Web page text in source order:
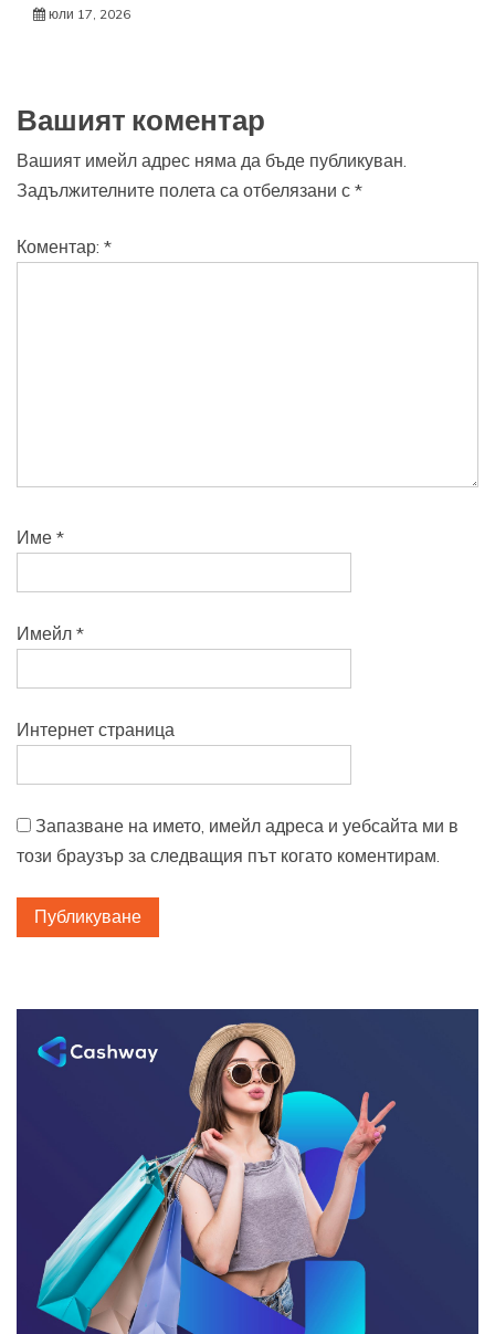
юли 17, 2026
Вашият коментар
Вашият имейл адрес няма да бъде публикуван.
Задължителните полета са отбелязани с *
Коментар: *
Име *
Имейл *
Интернет страница
Запазване на името, имейл адреса и уебсайта ми в
този браузър за следващия път когато коментирам.